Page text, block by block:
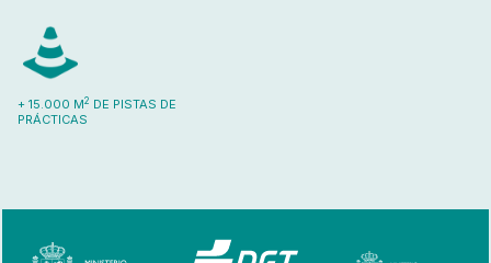
+ 15.000 M2 DE PISTAS DE
PRÁCTICAS